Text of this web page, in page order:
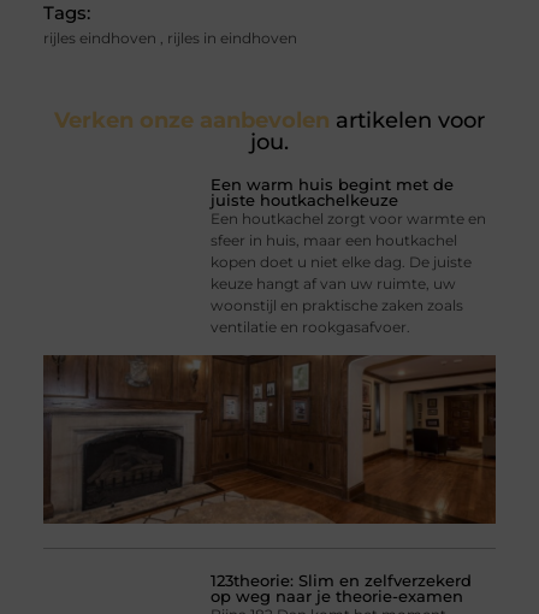
Tags:
rijles eindhoven , rijles in eindhoven
Verken onze aanbevolen artikelen voor
jou.
Een warm huis begint met de
juiste houtkachelkeuze
Een houtkachel zorgt voor warmte en
sfeer in huis, maar een houtkachel
kopen doet u niet elke dag. De juiste
keuze hangt af van uw ruimte, uw
woonstijl en praktische zaken zoals
ventilatie en rookgasafvoer.
123theorie: Slim en zelfverzekerd
op weg naar je theorie-examen